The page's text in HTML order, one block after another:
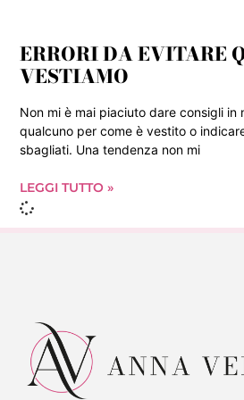
ERRORI DA EVITARE
VESTIAMO
Non mi è mai piaciuto dare consigli in
qualcuno per come è vestito o
sbagliati. Una tendenza non mi
LEGGI TUTTO »